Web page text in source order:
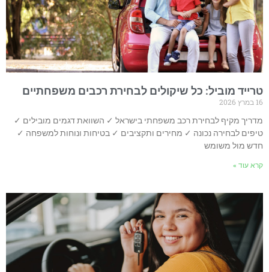
טרייד מוביל: כל שיקולים לבחירת רכבים משפחתיים
16 במרץ 2026
מדריך מקיף לבחירת רכב משפחתי בישראל ✓ השוואת דגמים מובילים ✓
טיפים לבחירה נכונה ✓ מחירים ותקציבים ✓ בטיחות ונוחות למשפחה ✓
חדש מול משומש
קרא עוד »